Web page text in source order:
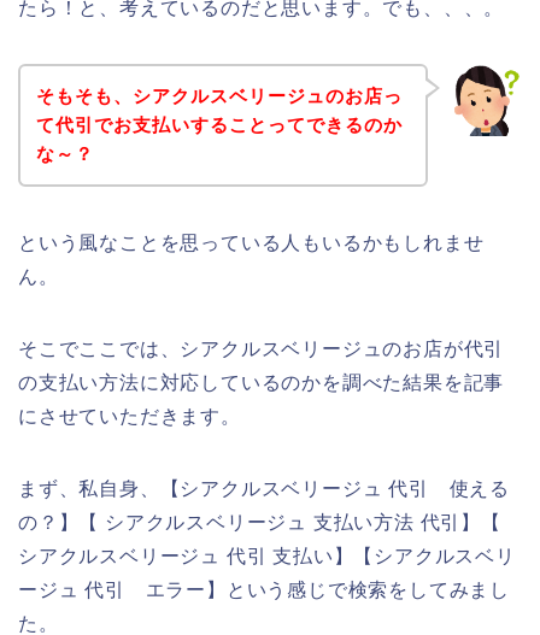
たら！と、考えているのだと思います。でも、、、。
そもそも、シアクルスベリージュのお店っ
て代引でお支払いすることってできるのか
な～？
という風なことを思っている人もいるかもしれませ
ん。
そこでここでは、シアクルスベリージュのお店が代引
の支払い方法に対応しているのかを調べた結果を記事
にさせていただきます。
まず、私自身、【シアクルスベリージュ 代引 使える
の？】【 シアクルスベリージュ 支払い方法 代引】【
シアクルスベリージュ 代引 支払い】【シアクルスベリ
ージュ 代引 エラー】という感じで検索をしてみまし
た。